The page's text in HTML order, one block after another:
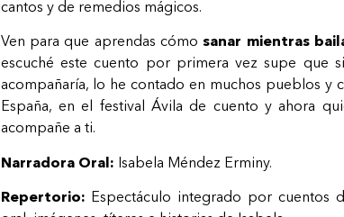
cantos y de remedios mágicos.
Ven para que aprendas cómosanar mientras
escuché este cuento por primera vez supe que
acompañaría, lo he contado en muchos pueblos y
España, en el festival Ávila de cuento y ahora
acompañe a ti.
Narradora Oral: Isabela Méndez Erminy.
Repertorio: Espectáculo integrado por cuentos